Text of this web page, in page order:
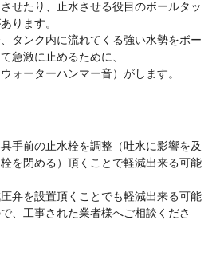
せたり、止水させる役目のボールタッ
ります。
タンク内に流れてくる強い水勢をボー
急激に止めるために、
ォーターハンマー音）がします。
手前の止水栓を調整（吐水に影響を及
を閉める）頂くことで軽減出来る可能
弁を設置頂くことでも軽減出来る可能
、工事された業者様へご相談くださ